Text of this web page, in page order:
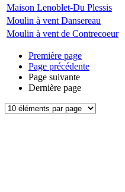
Maison Lenoblet-Du Plessis
Moulin à vent Dansereau
Moulin à vent de Contrecoeur
Première page
Page précédente
Page suivante
Dernière page